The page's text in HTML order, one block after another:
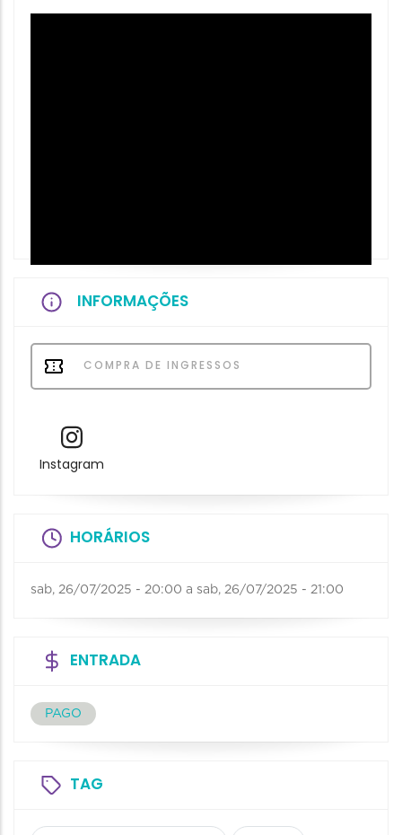
INFORMAÇÕES
COMPRA DE INGRESSOS
Instagram
HORÁRIOS
sab, 26/07/2025 - 20:00 a sab, 26/07/2025 - 21:00
ENTRADA
PAGO
TAG